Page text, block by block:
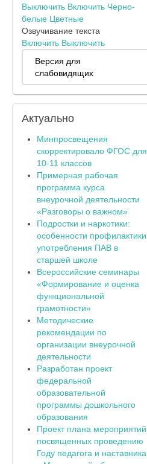
Выключить Включить Черно-
белые Цветные
Озвучивание текста
Включить Выключить
Версия для
слабовидящих
Актуально
Минпросвещения
скорректировало ФГОС для
10-11 классов
Примерная рабочая
программа курса
внеурочной деятельности
«Разговоры о важном»
Подростки и наркотики:
особенности профилактики
употребления ПАВ в
старшей школе
Всероссийские семинары
«Формирование и оценка
функциональной
грамотности»
Методические
рекомендации по
организации внеурочной
деятельности
Разработан проект
федеральной
образовательной
программы дошкольного
образования
Проект плана мероприятий,
посвященных проведению
Году педагога и наставника